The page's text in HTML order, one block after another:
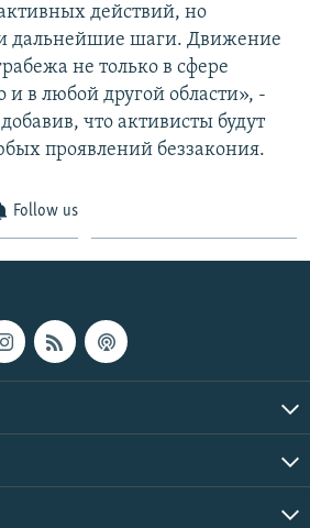
действий, но
дальнейшие шаги. Движение
не только в сфере
и в любой другой области», -
что активисты будут
проявлений беззакония.
Follow us